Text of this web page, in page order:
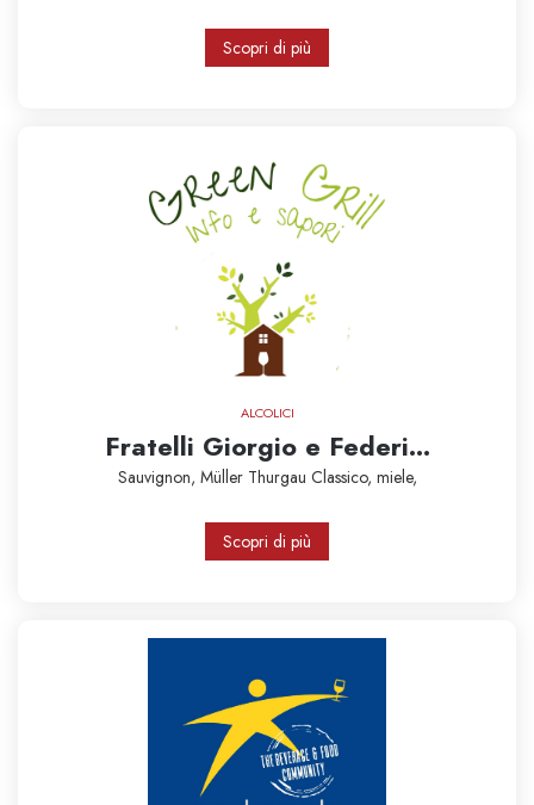
Scopri di più
ALCOLICI
Fratelli Giorgio e Federi...
Sauvignon, Müller Thurgau Classico, miele,
Scopri di più